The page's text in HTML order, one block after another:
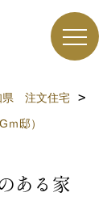
県 注文住宅
邸）
ある家